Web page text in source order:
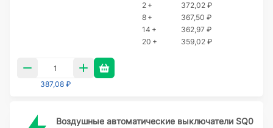
2 +
372,02 ₽
8 +
367,50 ₽
14 +
362,97 ₽
20 +
359,02 ₽
387,08 ₽
Воздушные автоматические выключатели SQ0